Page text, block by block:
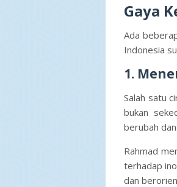
Gaya
Ada
Indonesia
1.
Salah satu
bukan
berubah
Rahmad
terhadap
dan